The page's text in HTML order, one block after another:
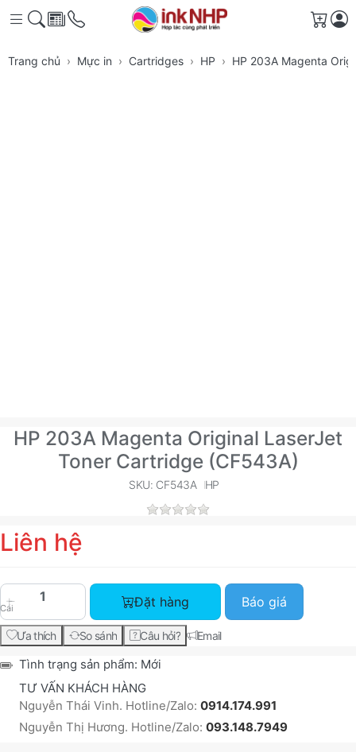
Giỏ
Trang chủ Mực in Cartridges HP HP 203A Magenta
HP 203A Magenta Original LaserJet
Toner Cartridge (CF543A)
SKU: CF543A HP
Liên hệ
Cái
HP 203A Magenta Original LaserJet Toner
Đặt hàng Báo giá
Ưa thích So sánh Câu hỏi? Email
Tình trạng sản phẩm: Mới
TƯ VẤN KHÁCH HÀNG
Nguyễn Thái Vinh. Hotline/Zalo: 0914.174.991
Nguyễn Thị Hương. Hotline/Zalo: 093.148.7949